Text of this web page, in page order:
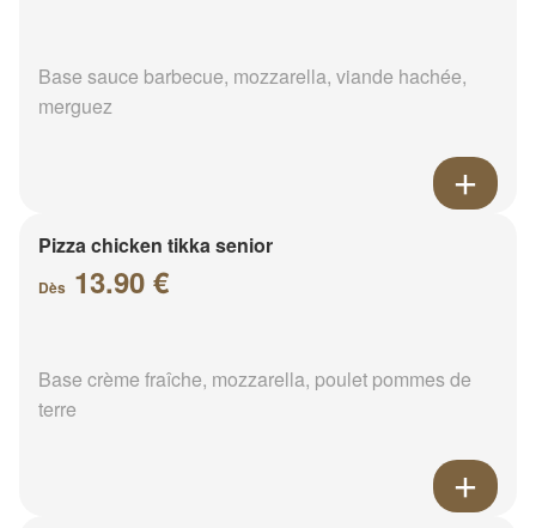
Base sauce barbecue, mozzarella, viande hachée,
merguez
Pizza chicken tikka senior
Dès 13.90 €
Base crème fraîche, mozzarella, poulet pommes de
terre